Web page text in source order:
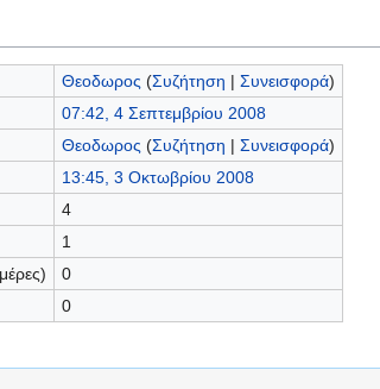
Θεοδωρος (Συζήτηση | Συνεισφορά)
07:42, 4 Σεπτεμβρίου 2008
Θεοδωρος (Συζήτηση | Συνεισφορά)
13:45, 3 Οκτωβρίου 2008
4
1
0
0